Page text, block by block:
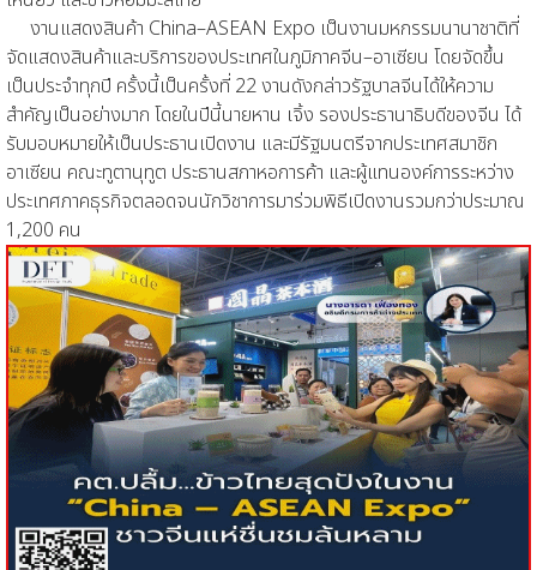
งานแสดงสินค้า China–ASEAN Expo เป็นงานมหกรรมนานาชาติที่
จัดแสดงสินค้าและบริการของประเทศในภูมิภาคจีน–อาเซียน โดยจัดขึ้น
เป็นประจำทุกปี ครั้งนี้เป็นครั้งที่ 22 งานดังกล่าวรัฐบาลจีนได้ให้ความ
สำคัญเป็นอย่างมาก โดยในปีนี้นายหาน เจิ้ง รองประธานาธิบดีของจีน ได้
รับมอบหมายให้เป็นประธานเปิดงาน และมีรัฐมนตรีจากประเทศสมาชิก
อาเซียน คณะทูตานุทูต ประธานสภาหอการค้า และผู้แทนองค์การระหว่าง
ประเทศภาคธุรกิจตลอดจนนักวิชาการมาร่วมพิธีเปิดงานรวมกว่าประมาณ
1,200 คน